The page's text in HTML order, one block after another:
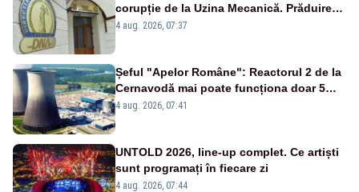
corupție de la Uzina Mecanică. Prăduirea
banilor din programul SAFE, interceptată
4 aug. 2026, 07:37
Șeful "Apelor Române": Reactorul 2 de la
Cernavodă mai poate funcționa doar 5
zile
4 aug. 2026, 07:41
UNTOLD 2026, line-up complet. Ce artiști
sunt programați în fiecare zi
4 aug. 2026, 07:44